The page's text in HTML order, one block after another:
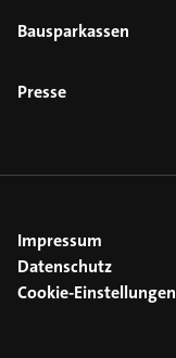
Bausparkassen
Presse
Impressum
Datenschutz
Cookie-Einstellungen